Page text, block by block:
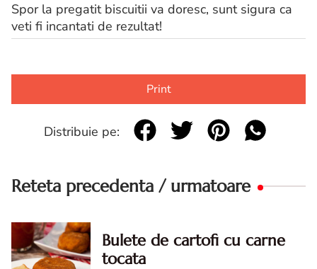
Spor la pregatit biscuitii va doresc, sunt sigura ca
veti fi incantati de rezultat!
Print
Distribuie pe:
Reteta precedenta / urmatoare
Bulete de cartofi cu carne
tocata